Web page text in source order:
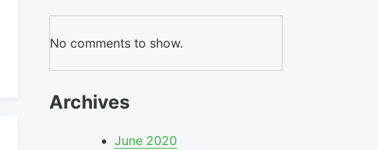
No comments to show.
Archives
June 2020